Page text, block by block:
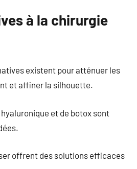
à la chirurgie
existent pour atténuer les
et affiner la silhouette.
et de botox sont
offrent des solutions efficaces